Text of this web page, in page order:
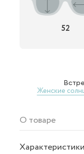
52
Женские
О товаре
Характеристики